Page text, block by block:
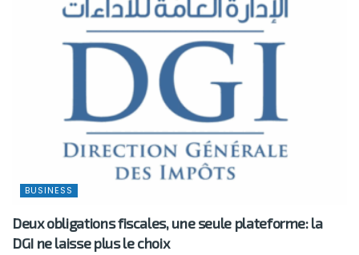
BUSINESS
Deux obligations fiscales, une seule plateforme: la
DGI ne laisse plus le choix